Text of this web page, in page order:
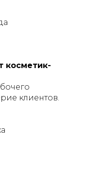
косметик-
клиентов.